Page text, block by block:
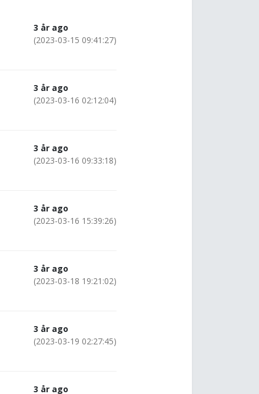
3 år ago
(2023-03-15 09:41:27)
3 år ago
(2023-03-16 02:12:04)
3 år ago
(2023-03-16 09:33:18)
3 år ago
(2023-03-16 15:39:26)
3 år ago
(2023-03-18 19:21:02)
3 år ago
(2023-03-19 02:27:45)
3 år ago